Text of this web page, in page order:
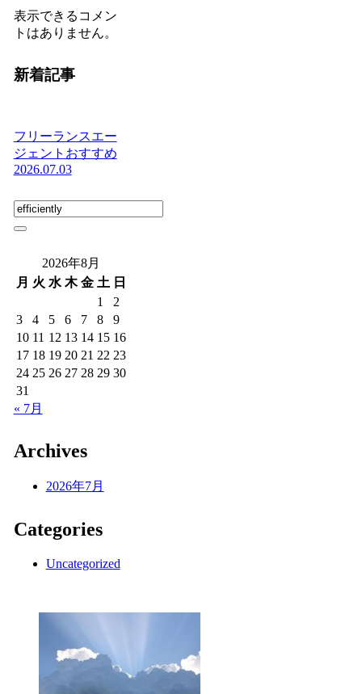
表示できるコメン
トはありません。
新着記事
フリーランスエー
ジェントおすすめ
2026.07.03
2026年8月
月 火 水 木 金 土 日
1
2
3
4 5 6 7 8
9
10 11 12 13 14 15 16
17 18 19 20 21 22 23
24 25 26 27 28 29 30
31
« 7月
Archives
2026年7月
Categories
Uncategorized